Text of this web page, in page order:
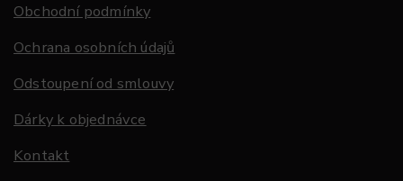
Obchodní podmínky
Ochrana osobních údajů
Odstoupení od smlouvy
Dárky k objednávce
Kontakt